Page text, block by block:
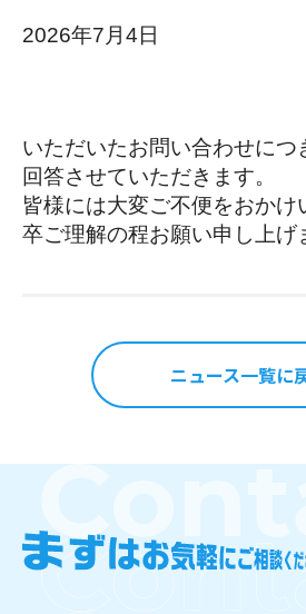
2026年7月4日
いただいたお問い合わせにつ
回答させていただきます。
皆様には大変ご不便をおかけ
卒ご理解の程お願い申し上げ
ニュース一覧に